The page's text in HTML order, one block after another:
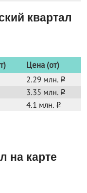
квартал
Цена (от)
2.29 млн. o
3.35 млн. o
4.1 млн. o
на карте